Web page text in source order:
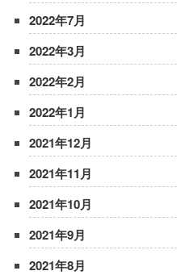
2022年7月
2022年3月
2022年2月
2022年1月
2021年12月
2021年11月
2021年10月
2021年9月
2021年8月